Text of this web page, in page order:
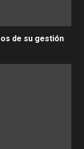
de su gestión